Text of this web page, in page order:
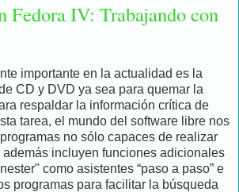
Fedora IV: Trabajando con
importante en la actualidad es la
CD y DVD ya sea para quemar la
respaldar la información crítica de
tarea, el mundo del software libre nos
no sólo capaces de realizar
incluyen funciones adicionales
como asistentes “paso a paso” e
programas para facilitar la búsqueda